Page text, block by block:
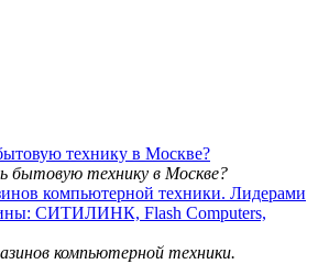
технику в Москве?
компьютерной техники. Лидерами
СИТИЛИНК, Flash Computers,